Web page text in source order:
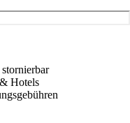
Hotels